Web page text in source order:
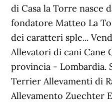
di Casa la Torre nasce
fondatore Matteo La
dei caratteri sple...
Allevatori di cani Cane
provincia - Lombardia.
Terrier Allevamenti di
Allevamento Zuechter